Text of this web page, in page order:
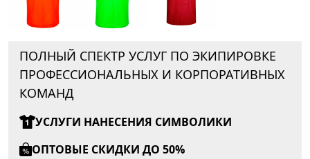
ПОЛНЫЙ СПЕКТР УСЛУГ ПО ЭКИПИРОВКЕ
ПРОФЕССИОНАЛЬНЫХ И КОРПОРАТИВНЫХ
КОМАНД
УСЛУГИ НАНЕСЕНИЯ СИМВОЛИКИ
ОПТОВЫЕ СКИДКИ ДО 50%